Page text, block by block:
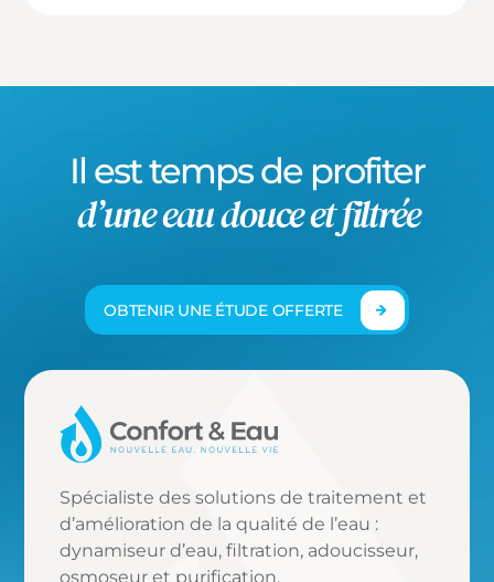
Il est temps de profiter
d’une eau douce et filtrée
OBTENIR UNE ÉTUDE OFFERTE
Spécialiste des solutions de traitement et
d’amélioration de la qualité de l’eau :
dynamiseur d’eau, filtration, adoucisseur,
osmoseur et purification.